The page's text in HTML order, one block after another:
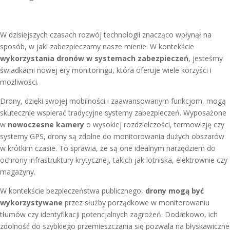
W dzisiejszych czasach rozwój technologii znacząco wpłynął na
sposób, w jaki zabezpieczamy nasze mienie. W kontekście
wykorzystania dronów w systemach zabezpieczeń, jesteśmy
świadkami nowej ery monitoringu, która oferuje wiele korzyści i
możliwości.
Drony, dzięki swojej mobilności i zaawansowanym funkcjom, mogą
skutecznie wspierać tradycyjne systemy zabezpieczeń. Wyposażone
w nowoczesne kamery o wysokiej rozdzielczości, termowizję czy
systemy GPS, drony są zdolne do monitorowania dużych obszarów
w krótkim czasie. To sprawia, że są one idealnym narzędziem do
ochrony infrastruktury krytycznej, takich jak lotniska, elektrownie czy
magazyny.
W kontekście bezpieczeństwa publicznego, drony mogą być
wykorzystywane przez służby porządkowe w monitorowaniu
tłumów czy identyfikacji potencjalnych zagrożeń. Dodatkowo, ich
zdolność do szybkiego przemieszczania się pozwala na błyskawiczne